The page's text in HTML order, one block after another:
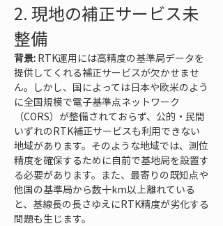
2. 現地の補正サービス未
整備
背景: RTK運用には高精度の基準局データを
提供してくれる補正サービスが欠かせませ
ん。しかし、国によっては日本や欧米のよう
に全国規模で電子基準点ネットワーク
（CORS）が整備されておらず、公的・民間
いずれのRTK補正サービスも利用できない
地域があります。そのような地域では、測位
精度を確保するために自前で基地局を設置す
る必要があります。また、最寄りの既知点や
他国の基準局から数十km以上離れている
と、基線長の長さゆえにRTK精度が劣化する
問題も生じます。